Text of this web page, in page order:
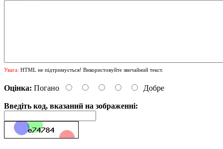
Увага: HTML не підтримується! Використовуйте звичайний текст.
Оцінка: Погано Добре
Введіть код, вказаний на зображенні: